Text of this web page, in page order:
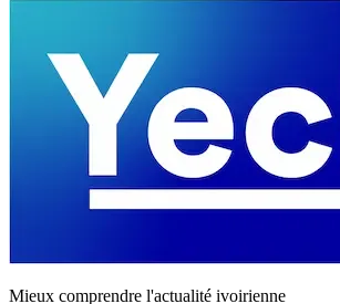
Mieux comprendre l'actualité ivoirienne